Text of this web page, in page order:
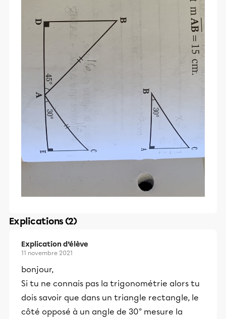
Explications (2)
Explication d’élève
11 novembre 2021
bonjour,
Si tu ne connais pas la trigonométrie alors tu
dois savoir que dans un triangle rectangle, le
côté opposé à un angle de 30° mesure la